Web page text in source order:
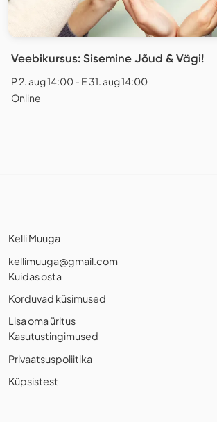
Veebikursus: Sisemine Jõud & Vägi!
P 2. aug 14:00 - E 31. aug 14:00
Online
Kelli Muuga
kellimuuga@gmail.com
Kuidas osta
Korduvad küsimused
Lisa oma üritus
Kasutustingimused
Privaatsuspoliitika
Küpsistest